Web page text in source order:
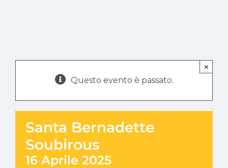
Questo evento è passato.
×
Santa Bernadette
Soubirous
16 Aprile 2025